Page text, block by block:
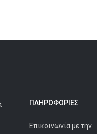
ΠΛΗΡΟΦΟΡΊΕΣ
Επικοινωνία με την